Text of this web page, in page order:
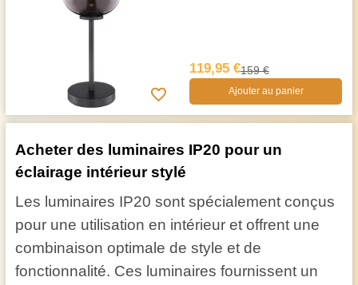
119,95 €159 €
Ajouter au panier
Acheter des luminaires IP20 pour un
éclairage intérieur stylé
Les luminaires IP20 sont spécialement conçus
pour une utilisation en intérieur et offrent une
combinaison optimale de style et de
fonctionnalité. Ces luminaires fournissent un